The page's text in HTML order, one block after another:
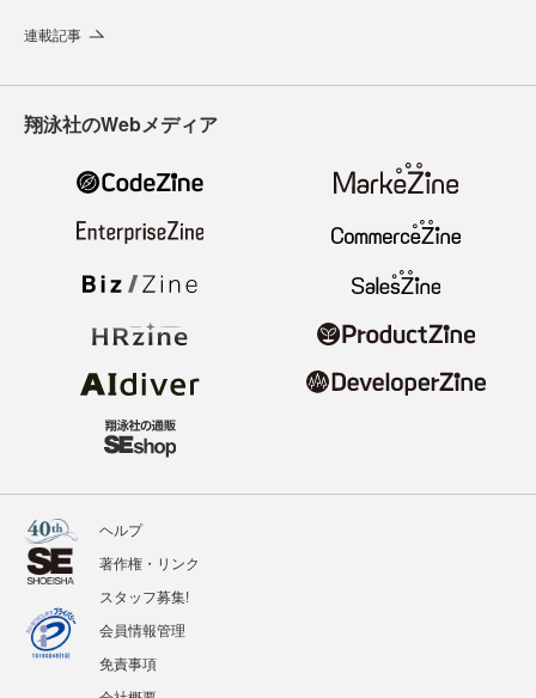
連載記事
翔泳社のWebメディア
ヘルプ
著作権・リンク
スタッフ募集!
会員情報管理
免責事項